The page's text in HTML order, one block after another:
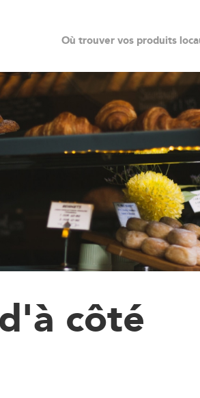
Où trouver vos produits
côté